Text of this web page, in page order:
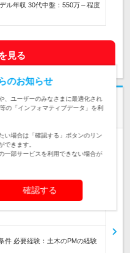
ル年収 30代中盤：550万～程度
見る
PM/海外実績多数あり
09/01 求人管理No. 2024072312
におけるPM業務（入札などの
・プロポーザル業務 工期：募
件 必要経験：土木のPMの経験
のお知らせ
、ユーザーのみなさまに最適化され
の「インフォマティブデータ」を利
い場合は「確認する」ボタンのリン
できます。
一部サービスを利用できない場合が
確認する